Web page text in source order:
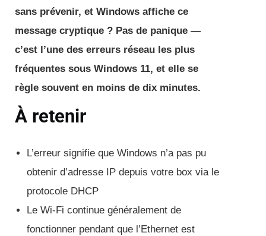
sans prévenir, et Windows affiche ce
message cryptique ? Pas de panique —
c’est l’une des erreurs réseau les plus
fréquentes sous Windows 11, et elle se
règle souvent en moins de dix minutes.
À retenir
L’erreur signifie que Windows n’a pas pu
obtenir d’adresse IP depuis votre box via le
protocole DHCP
Le Wi-Fi continue généralement de
fonctionner pendant que l’Ethernet est